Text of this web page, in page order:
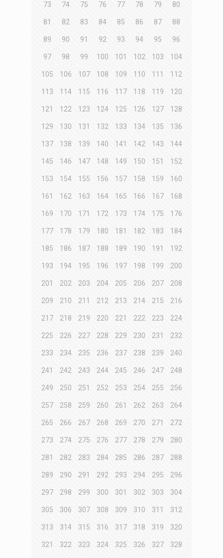
73 74 75 76 77 78 79 80
81 82 83 84 85 86 87 88
89 90 91 92 93 94 95 96
97 98 99 100 101 102 103 104
105 106 107 108 109 110 111 112
113 114 115 116 117 118 119 120
121 122 123 124 125 126 127 128
129 130 131 132 133 134 135 136
137 138 139 140 141 142 143 144
145 146 147 148 149 150 151 152
153 154 155 156 157 158 159 160
161 162 163 164 165 166 167 168
169 170 171 172 173 174 175 176
177 178 179 180 181 182 183 184
185 186 187 188 189 190 191 192
193 194 195 196 197 198 199 200
201 202 203 204 205 206 207 208
209 210 211 212 213 214 215 216
217 218 219 220 221 222 223 224
225 226 227 228 229 230 231 232
233 234 235 236 237 238 239 240
241 242 243 244 245 246 247 248
249 250 251 252 253 254 255 256
257 258 259 260 261 262 263 264
265 266 267 268 269 270 271 272
273 274 275 276 277 278 279 280
281 282 283 284 285 286 287 288
289 290 291 292 293 294 295 296
297 298 299 300 301 302 303 304
305 306 307 308 309 310 311 312
313 314 315 316 317 318 319 320
321 322 323 324 325 326 327 328